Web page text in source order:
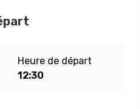
Heure de départ
12:30